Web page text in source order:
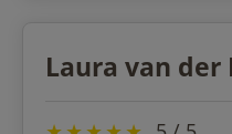
Laura van der